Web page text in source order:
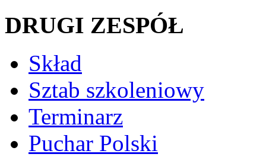
DRUGI ZESPÓŁ
Skład
Sztab szkoleniowy
Terminarz
Puchar Polski